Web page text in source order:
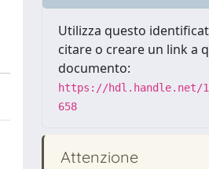
Utilizza questo
citare o creare un link a
documento:
https://hdl.handle.net/
658
Attenzione